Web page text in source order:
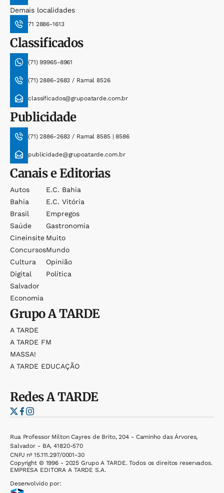
Demais localidades
71 2886-1613
Classificados
(71) 99965-8961
(71) 2886-2683 / Ramal 8526
classificados@grupoatarde.com.br
Publicidade
(71) 2886-2683 / Ramal 8585 | 8586
publicidade@grupoatarde.com.br
Canais e Editorias
Autos
Bahia
Brasil
Saúde
Cineinsite
Concursos
Cultura
Digital
Salvador
Economia
E.c. Bahia
E.c. Vitória
Empregos
Gastronomia
Muito
Mundo
Opinião
Política
GrupoA TARDE
A TARDE
A TARDE FM
MASSA!
A TARDE EDUCAÇÃO
RedesA TARDE
Rua Professor Milton Cayres de Brito, 204 - Caminho das Árvores,
Salvador - BA, 41820-570
CNPJ nº 15.111.297/0001-30
Copyright © 1996 - 2025 Grupo A TARDE. Todos os direitos reservados.
EMPRESA EDITORA A TARDE S.A.
Desenvolvido por: